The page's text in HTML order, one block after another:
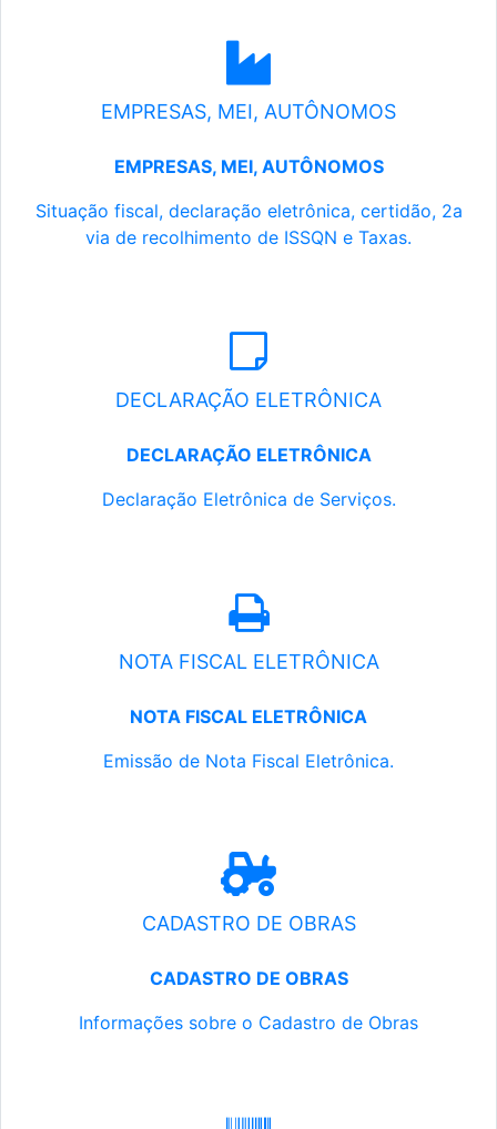
EMPRESAS, MEI, AUTÔNOMOS
EMPRESAS, MEI, AUTÔNOMOS
Situação fiscal, declaração eletrônica, certidão, 2a
via de recolhimento de ISSQN e Taxas.
DECLARAÇÃO ELETRÔNICA
DECLARAÇÃO ELETRÔNICA
Declaração Eletrônica de Serviços.
NOTA FISCAL ELETRÔNICA
NOTA FISCAL ELETRÔNICA
Emissão de Nota Fiscal Eletrônica.
CADASTRO DE OBRAS
CADASTRO DE OBRAS
Informações sobre o Cadastro de Obras